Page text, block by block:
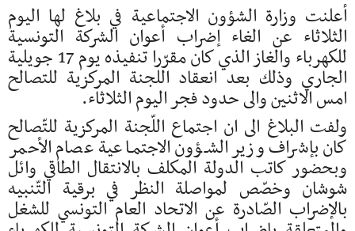
أعلنت وزارة الشؤون الاجتماعية في بلاغ لها اليوم
الثلاثاء عن الغاء إضراب أعوان الشركة التونسية
للكهرباء والغاز الذي كان مقرّرا تنفيذه يوم 17 جويلية
الجاري وذلك بعد انعقاد اللجنة المركزية للتصالح
امس الاثنين والى حدود فجر اليوم الثلاثاء.
ولفت البلاغ الى ان اجتماع اللّجنة المركزية للتّصالح
كان بإشراف وزير الشـؤون الاجتمـاعية عصام الأحمر
وبحضور كاتب الدولة المكلف بالانتقال الطاقي وائل
شوشان وخصّص لمواصلة النظر في برقية التّنبيه
بالإضراب الصّادرة عن الاتحاد العام التونسي للشغل